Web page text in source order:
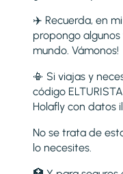
✈️ Recuerda, en
propongo
mundo. Vámonos!
📳 Si viajas y
código
Holafly con datos
No se trata de
lo necesites.